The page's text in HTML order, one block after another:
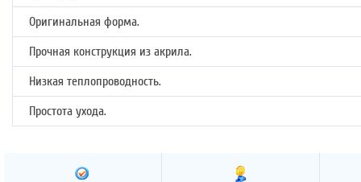
Оригинальная форма.
Прочная конструкция из акрила.
Низкая теплопроводность.
Простота ухода.